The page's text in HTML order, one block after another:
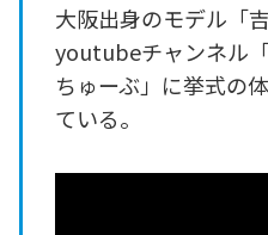
大阪出身のモデル「
youtubeチャンネル
ちゅーぶ」に挙式の
ている。